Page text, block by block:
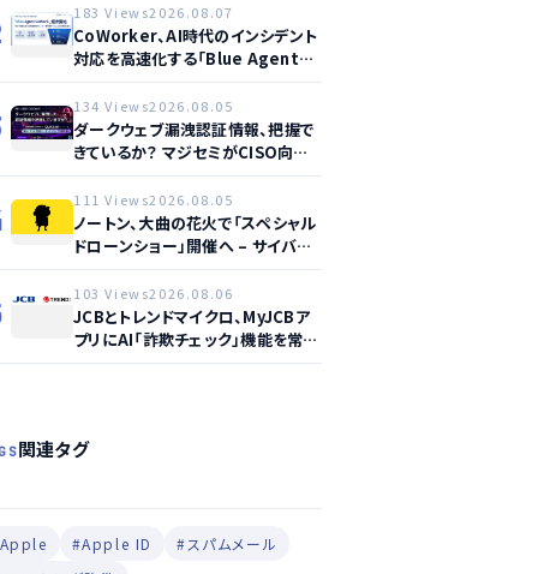
183 Views2026.08.07
CoWorker、AI時代のインシデント
対応を高速化する「Blue Agent
CoWork」を提供開始
134 Views2026.08.05
ダークウェブ漏洩認証情報、把握で
きているか？ マジセミがCISO向け
ウェビナー開催へ
111 Views2026.08.05
ノートン、大曲の花火で「スペシャル
ドローンショー」開催へ – サイバー
セーフティ啓発
103 Views2026.08.06
JCBとトレンドマイクロ、MyJCBア
プリにAI「詐欺チェック」機能を常設
し不正対策を強化
関連タグ
#Apple ID
#スパムメール